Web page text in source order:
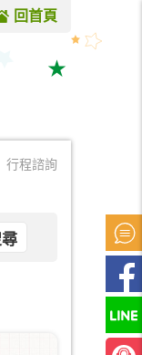
回首頁
★ 請多利用
行程諮詢